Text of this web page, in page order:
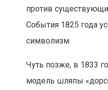
против
События 1825 года
символизм.
Чуть позже, в 1833
модель шляпы